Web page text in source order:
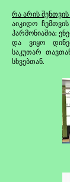
რა არის
აიკიდო
ჰარმონიაშია:
და ვიყო
საკუთარ
სხვებთან.